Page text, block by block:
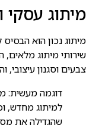
מיתוג עסקי
מיתוג נכון הוא
שירותי מיתוג מלאים,
צבעים וסגנון
דוגמה מעשית:
למיתוג מחדש,
שהגדילה את